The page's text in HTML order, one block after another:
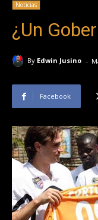
Noticias
¿Un
By Edwin Jusino -
Facebook